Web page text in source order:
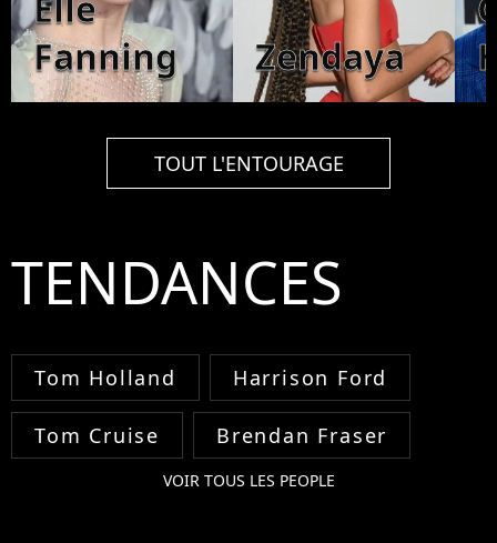
Fanning
Zendaya
TOUT L'ENTOURAGE
TENDANCES
Tom Holland Harrison Ford
Tom Cruise Brendan Fraser
VOIR TOUS LES PEOPLE